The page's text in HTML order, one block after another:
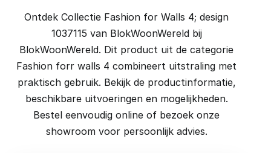
Ontdek Collectie Fashion for Walls 4; design
1037115 van BlokWoonWereld bij
BlokWoonWereld. Dit product uit de categorie
Fashion forr walls 4 combineert uitstraling met
praktisch gebruik. Bekijk de productinformatie,
beschikbare uitvoeringen en mogelijkheden.
Bestel eenvoudig online of bezoek onze
showroom voor persoonlijk advies.